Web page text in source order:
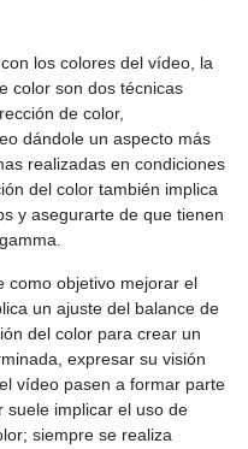
los colores del vídeo, la
color son dos técnicas
de color,
dándole un aspecto más
realizadas en condiciones
del color también implica
y asegurarte de que tienen
como objetivo mejorar el
un ajuste del balance de
del color para crear un
expresar su visión
vídeo pasen a formar parte
suele implicar el uso de
siempre se realiza